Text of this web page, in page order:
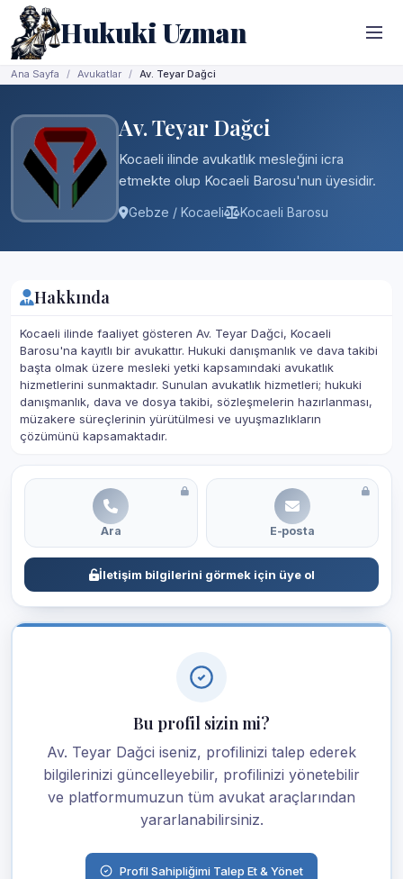
Hukuki Uzman
Ana Sayfa Avukatlar Av. Teyar Dağci
Av. Teyar Dağci
Kocaeli ilinde avukatlık mesleğini icra
etmekte olup Kocaeli Barosu'nun üyesidir.
Gebze / Kocaeli Kocaeli Barosu
Hakkında
Kocaeli ilinde faaliyet gösteren Av. Teyar Dağci, Kocaeli
Barosu'na kayıtlı bir avukattır. Hukuki danışmanlık ve dava takibi
başta olmak üzere mesleki yetki kapsamındaki avukatlık
hizmetlerini sunmaktadır. Sunulan avukatlık hizmetleri; hukuki
danışmanlık, dava ve dosya takibi, sözleşmelerin hazırlanması,
müzakere süreçlerinin yürütülmesi ve uyuşmazlıkların
çözümünü kapsamaktadır.
Ara E-posta
İletişim bilgilerini görmek için üye ol
Bu profil sizin mi?
Av. Teyar Dağci iseniz, profilinizi talep ederek
bilgilerinizi güncelleyebilir, profilinizi yönetebilir
ve platformumuzun tüm avukat araçlarından
yararlanabilirsiniz.
Profil Sahipliğimi Talep Et & Yönet